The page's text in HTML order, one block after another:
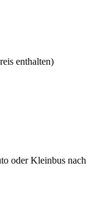
enthalten)
oder Kleinbus nach